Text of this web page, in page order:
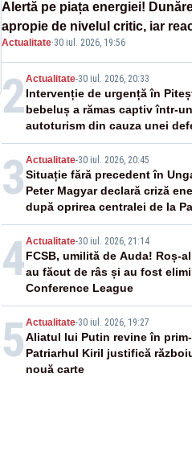
Alertă pe piața energiei!
apropie de nivelul critic, iar
de la Cernavodă ar putea fi oprit
Actualitate·30 iul. 2026, 19:56
2Actualitate-30 iul. 2026, 20:33
Intervenție de urgență în
bebeluș a rămas captiv într-un
autoturism din cauza unei
3 Actualitate-30 iul. 2026, 20:45
Situație fără precedent în
Peter Magyar declară criză
după oprirea centralei de la
4Actualitate-30 iul. 2026, 21:14
FCSB, umilită de Auda! Roș-
au făcut de râs și au fost
Conference League
5 Actualitate-30 iul. 2026, 19:27
Aliatul lui Putin revine în
Patriarhul Kiril justifică
nouă carte